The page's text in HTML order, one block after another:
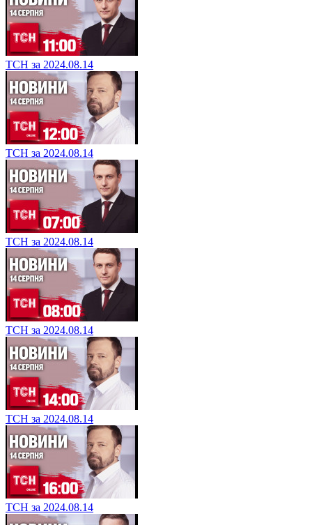
ТСН за 2024.08.14
ТСН за 2024.08.14
ТСН за 2024.08.14
ТСН за 2024.08.14
ТСН за 2024.08.14
ТСН за 2024.08.14